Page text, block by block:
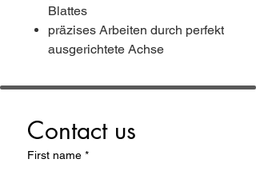
Blattes
präzises Arbeiten durch perfekt
ausgerichtete Achse
Contact us
First name *